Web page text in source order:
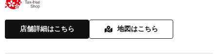
店舗詳細はこちら 地図はこちら